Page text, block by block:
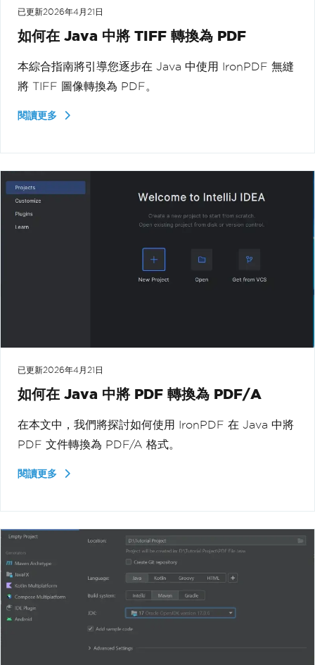
已更新2026年4月21日
如何在 Java 中將 TIFF 轉換為 PDF
本綜合指南將引導您逐步在 Java 中使用 IronPDF 無縫
將 TIFF 圖像轉換為 PDF。
閱讀更多
已更新2026年4月21日
如何在 Java 中將 PDF 轉換為 PDF/A
在本文中，我們將探討如何使用 IronPDF 在 Java 中將
PDF 文件轉換為 PDF/A 格式。
閱讀更多